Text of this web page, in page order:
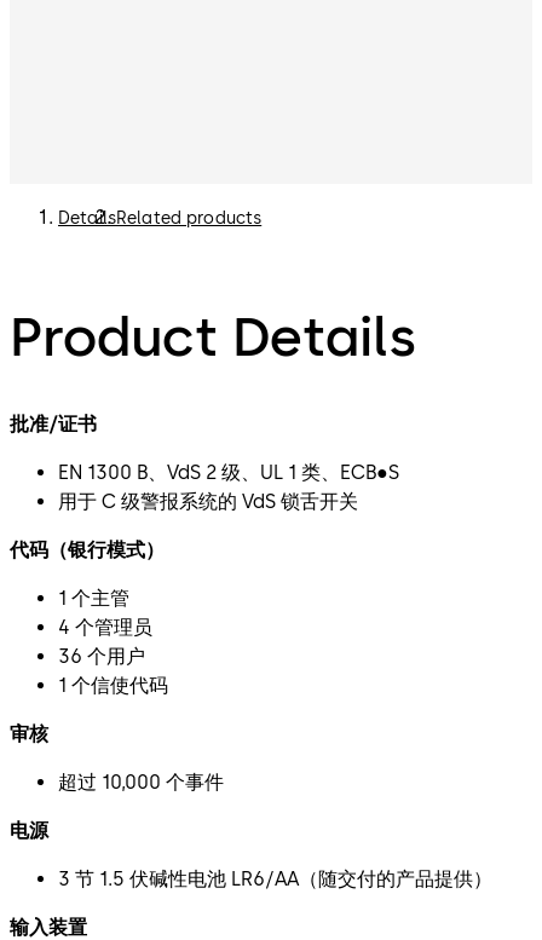
DetailsRelated products
Product Details
批准/证书
EN 1300 B、VdS 2 级、UL 1 类、ECB●S
用于 C 级警报系统的 VdS 锁舌开关
代码（银行模式）
1 个主管
4 个管理员
36 个用户
1 个信使代码
审核
超过 10,000 个事件
电源
3 节 1.5 伏碱性电池 LR6/AA（随交付的产品提供）
输入装置